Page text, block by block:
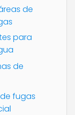
de
para
de
fugas